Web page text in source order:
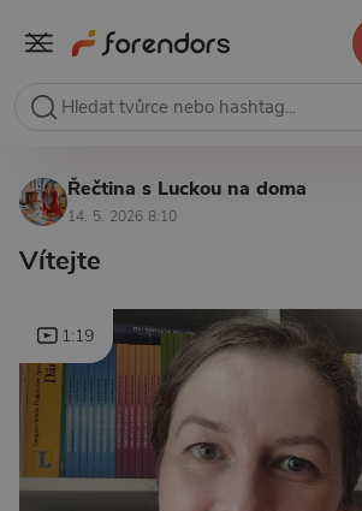
Řečtina s Luckou na doma
14. 5. 2026 8:10
Vítejte
1:19